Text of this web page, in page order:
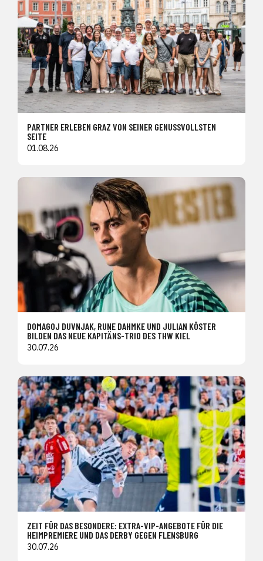
PARTNER ERLEBEN GRAZ VON SEINER GENUSSVOLLSTEN
SEITE
01.08.26
DOMAGOJ DUVNJAK, RUNE DAHMKE UND JULIAN KÖSTER
BILDEN DAS NEUE KAPITÄNS-TRIO DES THW KIEL
30.07.26
ZEIT FÜR DAS BESONDERE: EXTRA-VIP-ANGEBOTE FÜR DIE
HEIMPREMIERE UND DAS DERBY GEGEN FLENSBURG
30.07.26